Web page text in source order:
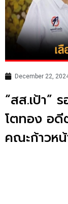
December 22,
“สส.เป้า”
โตทอง อ
คณะก้าวห